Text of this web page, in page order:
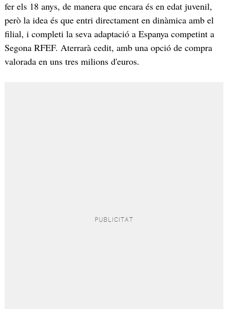
fer els 18 anys, de manera que encara és en edat juvenil,
però la idea és que entri directament en dinàmica amb el
filial, i completi la seva adaptació a Espanya competint a
Segona RFEF. Aterrarà cedit, amb una opció de compra
valorada en uns tres milions d'euros.